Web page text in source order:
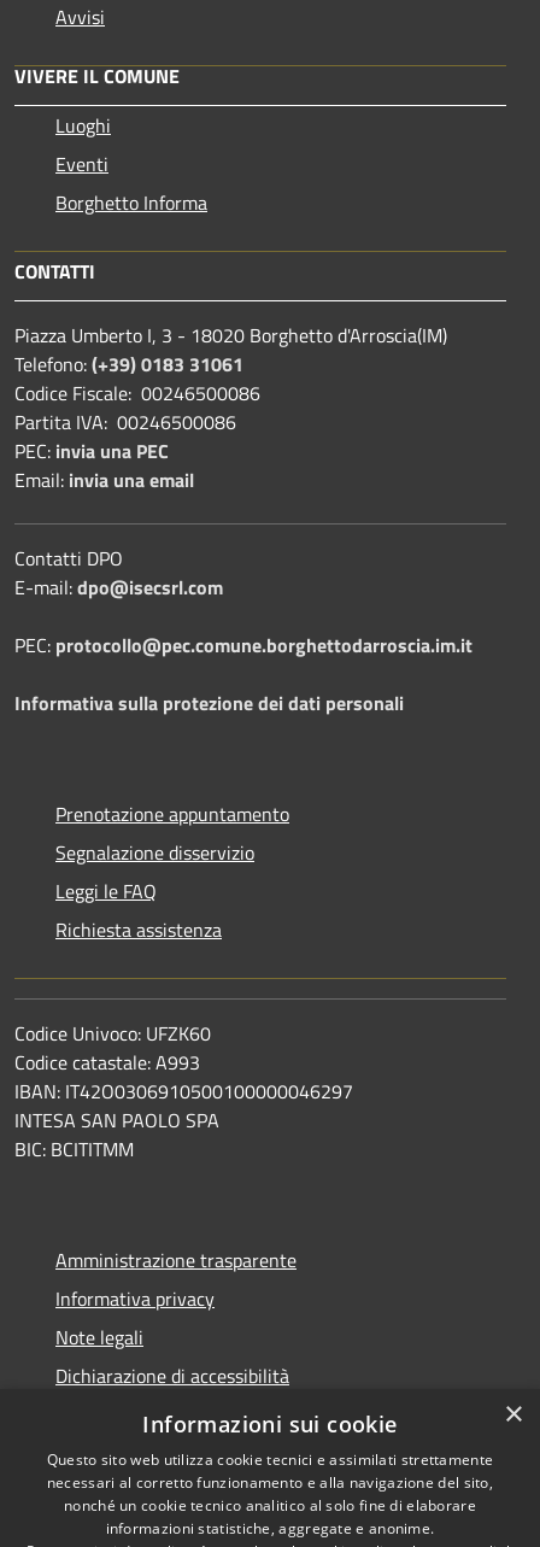
Avvisi
VIVERE IL COMUNE
Luoghi
Eventi
Borghetto Informa
CONTATTI
Piazza Umberto I, 3 - 18020 Borghetto d'Arroscia(IM)
Telefono:(+39) 0183 31061
Codice Fiscale: 00246500086
Partita IVA: 00246500086
PEC: invia una PEC
Email: invia una email
Contatti DPO
E-mail:dpo@isecsrl.com
PEC: protocollo@pec.comune.borghettodarroscia.im.it
Informativa sulla protezione dei dati personali
Prenotazione appuntamento
Segnalazione disservizio
Leggi le FAQ
Richiesta assistenza
Codice Univoco: UFZK60
Codice catastale: A993
IBAN: IT42O0306910500100000046297
INTESA SAN PAOLO SPA
BIC: BCITITMM
Amministrazione trasparente
Informativa privacy
Note legali
Dichiarazione di accessibilità
Meccanismo di feedback
Copyright © 2026 • Comune di
×
Informazioni sui cookie
Questo sito web utilizza cookie tecnici e assimilati strettamente
necessari al corretto funzionamento e alla navigazione del sito,
nonché un cookie tecnico analitico al solo fine di elaborare
informazioni statistiche, aggregate e anonime.